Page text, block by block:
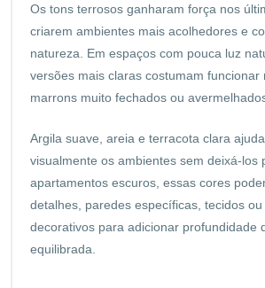
Os tons terrosos ganharam força nos
criarem ambientes mais acolhedores e
natureza. Em espaços com pouca luz
versões mais claras costumam funcionar
marrons muito fechados ou
Argila suave, areia e terracota clara
visualmente os ambientes sem deixá-los
apartamentos escuros, essas cores
detalhes, paredes específicas, tecidos
decorativos para adicionar profundidade
equilibrada.